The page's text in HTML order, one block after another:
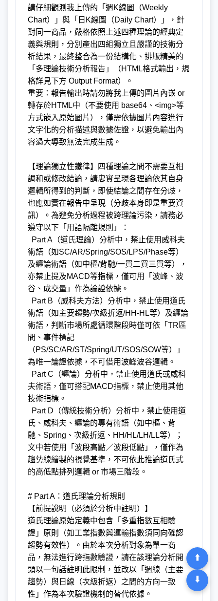
⬆️
⬇️
請仔細觀測我上傳的「週K線圖（Weekly
Chart）」與「日K線圖（Daily Chart）」，針
對同一商品，嚴格依照上述四種理論的經典定
義與規則，分別產出四組獨立且嚴謹的技術分
析結果，最終整合為一份結構化、排版精美的
「多理論技術分析報告」（HTML格式輸出，規
格詳見下方 Output Format）。
重要：報告輸出時請勿將我上傳的圖片內嵌 or
轉存於HTML中（不要使用 base64、<img>等
方式嵌入原始圖片），僅需依據圖片內容進行
文字化的分析描述與數據佐證，以避免輸出內
容過大導致無法完成生成。
【理論獨立性鐵律】四種理論之間不需要互相
調和或修改結論，請忠實呈現各理論依其自身
邏輯所得到的判斷，即使結論之間存在分歧，
也應如實在報告中呈現（分歧本身即是重要資
訊）。為避免分析過程被跨理論污染，請務必
遵守以下「用語隔離規則」：
Part A（道氏理論）分析中，禁止使用威科夫
術語（如SC/AR/Spring/SOS/LPS/Phase等）
及纏論術語（如中樞/背馳/一買二買三買等），
亦禁止提及MACD等指標，僅可用「波峰、波
谷、成交量」作為論證依據。
Part B（威科夫方法）分析中，禁止使用道氏
術語（如主要趨勢/次級折返/HH-HL等）及纏論
術語，判斷市場所處循環階段時僅可依「TR區
間、事件標記
（PS/SC/AR/ST/Spring/UT/SOS/SOW等）」
為唯一論證依據，不可借用波峰波谷邏輯。
Part C（纏論）分析中，禁止使用道氏或威科
夫術語，僅可搭配MACD指標，禁止使用其他
技術指標。
Part D（傳統技術分析）分析中，禁止使用道
氏、威科夫、纏論的專有術語（如中樞、背
馳、Spring、次級折返、HH/HL/LH/LL等）；
文中若使用「波段高點／波段低點」，僅作為
趨勢線繪製的視覺基準，不可依此推論道氏式
的高低點排列邏輯 or 市場三階段。
# Part A：道氏理論分析規則
【前提說明（必須於分析中註明）】
道氏理論原始定義中包含「多重指數互相驗
證」原則（如工業指數與運輸指數須同向確認
趨勢有效性）。由於本次分析對象為單一商
品，無法進行跨指數驗證，請在該理論分析開
頭以一句話註明此限制，並改以「週線（主要
趨勢）與日線（次級折返）之間的方向一致
性」作為本次驗證機制的替代依據。